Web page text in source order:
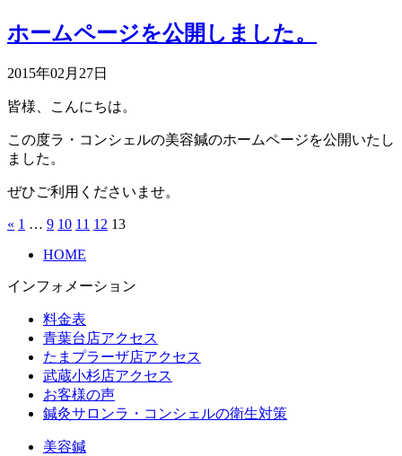
ホームページを公開しました。
2015年02月27日
皆様、こんにちは。
この度ラ・コンシェルの美容鍼のホームページを公開いたし
ました。
ぜひご利用くださいませ。
« 1 … 9 10 11 12 13
HOME
インフォメーション
料金表
青葉台店アクセス
たまプラーザ店アクセス
武蔵小杉店アクセス
お客様の声
鍼灸サロンラ・コンシェルの衛生対策
美容鍼